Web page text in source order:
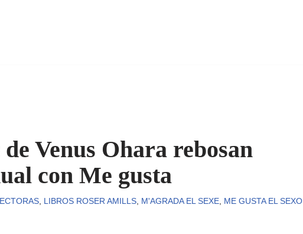
Venus Ohara rebosan
con Me gusta
LIBROS ROSER AMILLS M'AGRADA EL SEXE ME GUSTA EL SEXO